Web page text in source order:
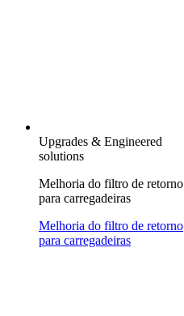
Upgrades & Engineered
solutions
Melhoria do filtro de retorno
para carregadeiras
Melhoria do filtro de retorno
para carregadeiras